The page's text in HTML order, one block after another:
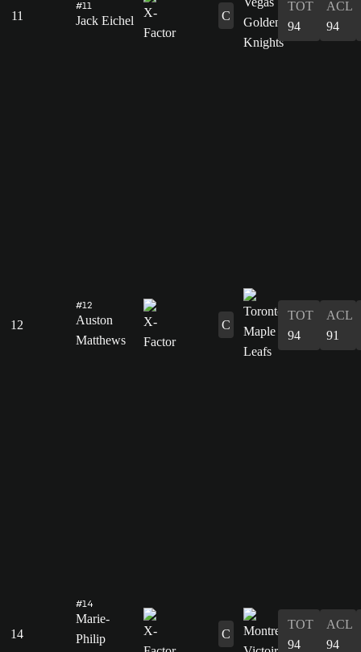
11
#11
Jack Eichel C
TOT
94
ACL
94
12
#12
Auston
Matthews
C
TOT
94
ACL
91
14
#14
Marie-
Philip
C
TOT
94
ACL
94